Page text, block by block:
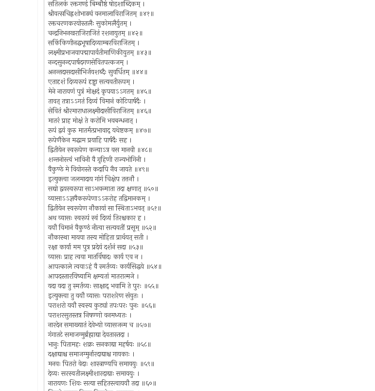
सतिलकं रक्तगण्डं बिम्बौष्ठं षोडशाब्दिकम् ।
श्रीवत्सचिह्नशोभाढ्यं वनमालाविराजितम् ॥४१॥
रक्तचरणकरयोस्तलैः सुकोमलैर्युतम् ।
चन्द्रनिभनखराजिराजितं रशनायुतम् ॥४२॥
सकिंकिणीनद्धभूषादिव्याम्बरविराजितम् ।
लक्ष्मीप्रभाजयापद्मापार्वतीमाणिकीयुतम् ॥४३॥
नन्दसुनन्दपार्षदगणसेवितपत्कजम् ।
अनन्तदासदासीभिर्जयशब्दैः सुवर्धितम् ॥४४॥
एतादृशं दिव्यरूपं दृष्ट्वा सत्यवतीरूपम् ।
मेने नारायणं पुत्रं मोक्षदं कृपयाऽऽगतम् ॥४५॥
तावत् तत्राऽऽगतं दिव्यं विमानं कोटिपार्षदैः ।
सेवितं श्रीरमाराधालक्ष्मीदासीविराजितम् ॥४६॥
मातरं प्राह मोक्षं ते करोमि भवबन्धनात् ।
रूपं द्वयं कुरु मातर्मत्प्रभावाद् यथेष्टकम् ॥४७॥
रूपेणैकेन मद्धाम प्रयाहि पार्षदैः सह ।
द्वितीयेन स्वरूपेण कन्याऽत्र वस मानवी ॥४८॥
शन्तनोस्त्वं भाविनी वै गृहिणी राज्यभोगिनी ।
वैकुण्ठे मे वियोगस्ते कदापि नैव जायते ॥४९॥
इत्युक्त्वा जलमादाय गांगं चिक्षेप तत्तनौ ।
सद्यो द्वयस्वरूपा साऽभवन्माता तदा क्षणात् ॥५०॥
व्यासाऽऽज्ञयैकरूपेणाऽऽरुरोह तद्विमानकम् ।
द्वितीयेन स्वरूपेण नौकायां सा स्थिताऽभवत् ॥५१॥
अथ व्यासः स्वरूपं स्वं दिव्यं तिरश्चकार ह ।
ययौ विमानं वैकुण्ठं नीत्वा सत्यवतीं प्रसूम् ॥५२॥
नौकास्था मायया तस्य मोहिता प्रार्थयत् सती ।
रक्षा कार्या मम पुत्र प्रदेयं दर्शनं सदा ॥५३॥
व्यासः प्राह त्वया मातर्विषादः कार्य एव न ।
आपत्काले त्वयाऽहं वै स्मर्तव्यः कार्यसिद्धये ॥५४॥
आपदस्तारयिष्यामि क्षम्यतां मातरात्मजे ।
यदा यदा तु स्मर्तव्यः साक्षाद् भवामि ते पुरः ॥५५॥
इत्युक्त्वा तु ययौ व्यासः पराशरेण संयुतः ।
पराशरो ययौ स्वस्य कुट्यां तपःपरः पुनः ॥५६॥
पराशरसुतस्तत्र निषण्णो वनमध्यतः ।
नारदेन समाख्यातं देवेभ्यो व्यासजन्म च ॥५७॥
गंगातटे समाजग्मुर्ब्रह्माद्या देवतास्तदा ।
भानुः पितामहः शक्रः सनकाद्या महर्षयः ॥५८॥
दक्षाद्याश्च समाजग्मुर्नारदाद्याश्च गायकाः ।
मनवः पितरो वेदाः शास्त्राण्यपि समाययुः ॥५९॥
देव्यः सरस्वतीलक्ष्मीशारदाद्याः समाययुः ।
नारायणः शिवः सत्या सहितस्त्वाययौ तदा ॥६०॥